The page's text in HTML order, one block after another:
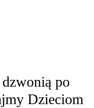
po
Dzieciom